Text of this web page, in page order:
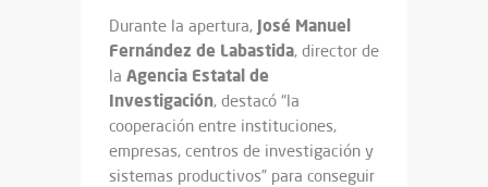
Durante la apertura, José Manuel
Fernández de Labastida, director de
la Agencia Estatal de
Investigación, destacó “la
cooperación entre instituciones,
empresas, centros de investigación y
sistemas productivos” para conseguir